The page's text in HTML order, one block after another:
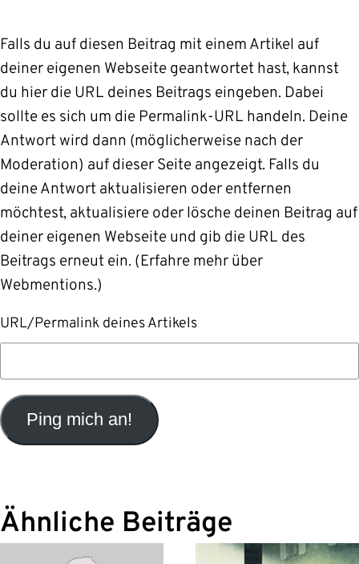
Falls du auf diesen Beitrag mit einem Artikel auf
deiner eigenen Webseite geantwortet hast, kannst
du hier die URL deines Beitrags eingeben. Dabei
sollte es sich um die Permalink-URL handeln. Deine
Antwort wird dann (möglicherweise nach der
Moderation) auf dieser Seite angezeigt. Falls du
deine Antwort aktualisieren oder entfernen
möchtest, aktualisiere oder lösche deinen Beitrag auf
deiner eigenen Webseite und gib die URL des
Beitrags erneut ein. (Erfahre mehr über
Webmentions.)
URL/Permalink deines Artikels
Ähnliche Beiträge